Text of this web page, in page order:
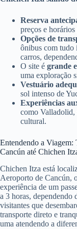
Reserva
preços e
Opções de
ônibus com tudo
carros,
O site é grande
uma exploração
Vestuário
sol intenso de
Experiências
como Valladolid,
cultural.
Entendendo a Viagem:
Cancún até Chichen
Chichen Itza está
Aeroporto de Cancún,
experiência de um
a 3 horas, dependendo
visitantes que
transporte direto e
uma atendendo a